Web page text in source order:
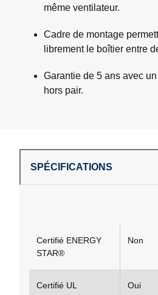
même ventilateur.
Cadre de montage
librement le boîtier entre
Garantie de 5 ans avec
hors pair.
SPÉCIFICATIONS
Certifié ENERGY
STAR®
Non
Certifié UL Oui